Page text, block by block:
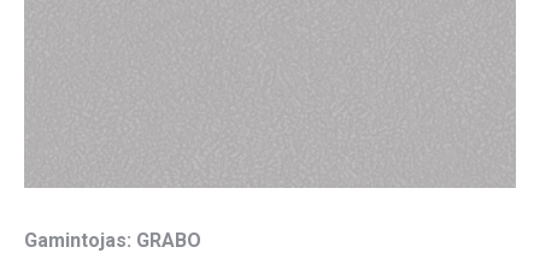
Gamintojas: GRABO